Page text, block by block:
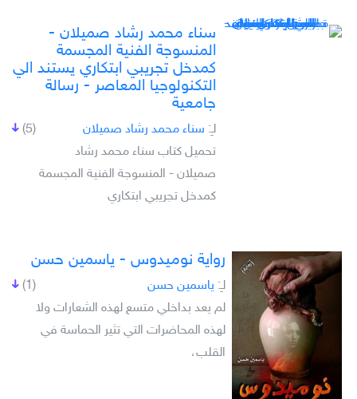
سناء محمد رشاد صميلان -
المنسوجة الفنية المجسمة
كمدخل تجريبي ابتكاري يستند الي
التكنولوجيا المعاصر - رسالة
جامعية
(5) لـِ: سناء محمد رشاد صميلان
تحميل كتاب سناء محمد رشاد
صميلان - المنسوجة الفنية المجسمة
كمدخل تجريبي ابتكاري
رواية نوميدوس - ياسمين حسن
(1) لـِ: ياسمين حسن
لم يعد بداخلي متسع لهذه الشعارات ولا
لهذه المحاضرات التي تثير الحماسة في
القلب،